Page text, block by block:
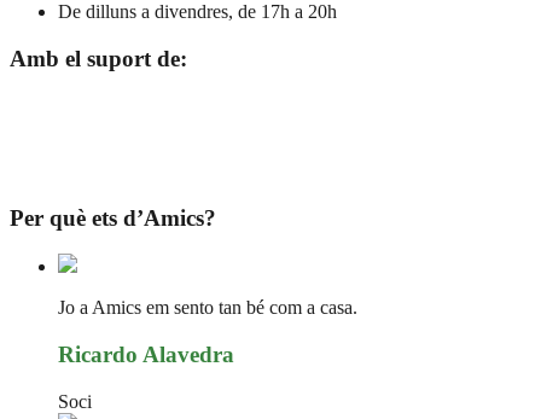
De dilluns a divendres, de 17h a 20h
Amb el suport de:
Per què ets d’Amics?
Jo a Amics em sento tan bé com a casa.
Ricardo Alavedra
Soci